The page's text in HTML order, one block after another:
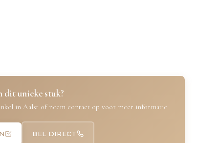
dit unieke stuk?
in Aalst of neem contact op voor meer informatie
BEL DIRECT